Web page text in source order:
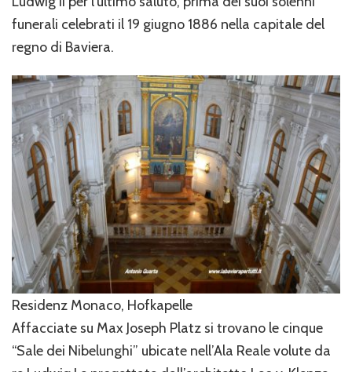
funerali celebrati il 19 giugno 1886 nella capitale del
regno di Baviera.
Residenz Monaco, Hofkapelle
Affacciate su Max Joseph Platz si trovano le cinque
“Sale dei Nibelunghi” ubicate nell’Ala Reale volute da